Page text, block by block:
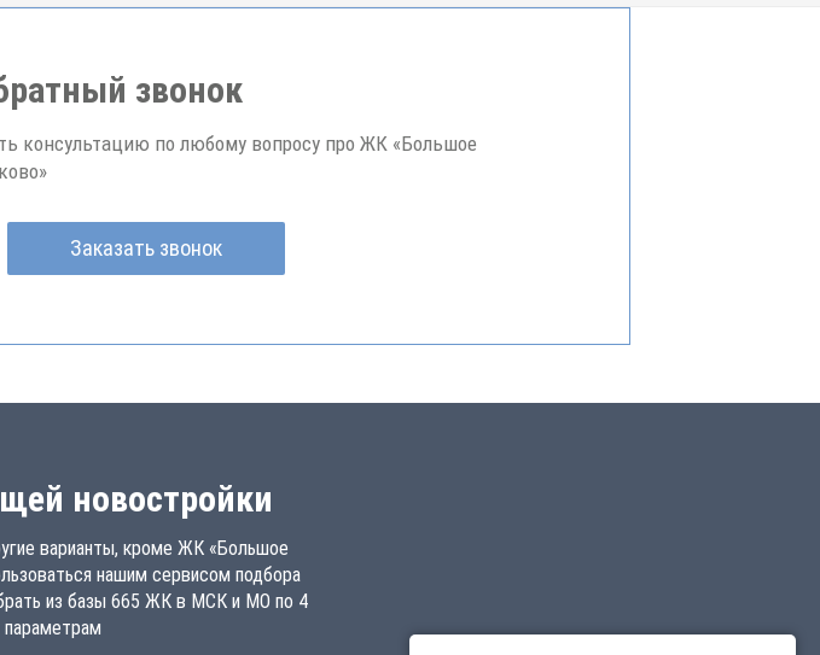
звонок
консультацию по любому вопросу про ЖК «Большое
Заказать звонок
новостройки
варианты, кроме ЖК «Большое
нашим сервисом подбора
из базы 665 ЖК в МСК и МО по 4